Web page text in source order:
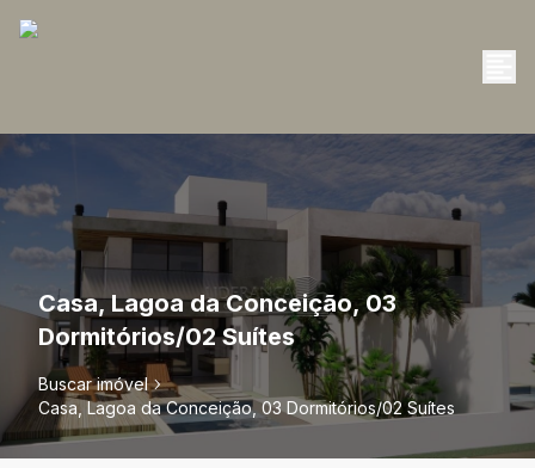
Casa, Lagoa da Conceição, 03
Dormitórios/02 Suítes
Buscar imóvel
Casa, Lagoa da Conceição, 03 Dormitórios/02 Suítes